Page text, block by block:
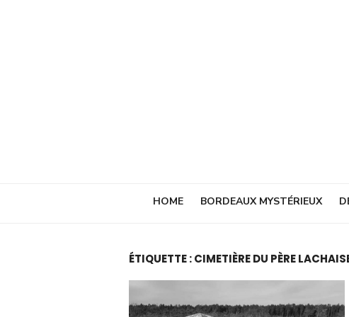
HOME BORDEAUX MYSTÉRIEUX
ÉTIQUETTE :CIMETIÈRE DU PÈRE